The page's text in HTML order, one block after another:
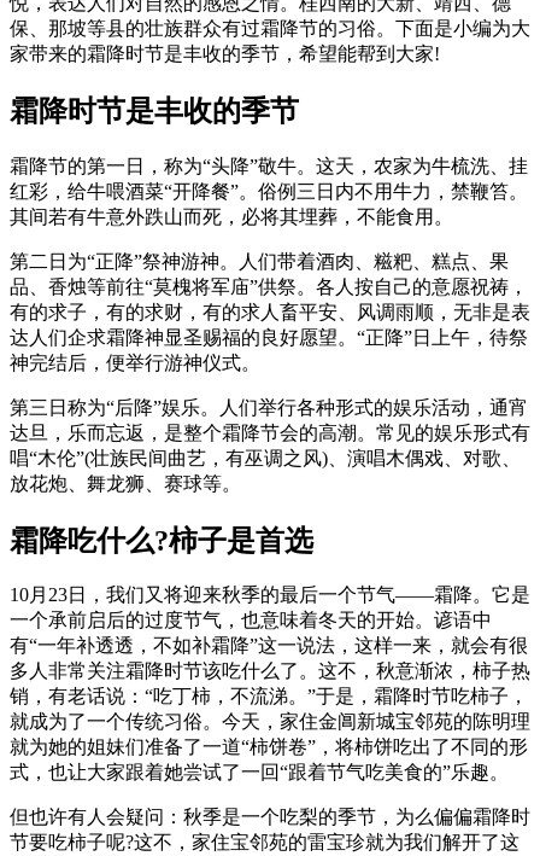
保、那坡等县的壮族群众有过霜降节的习俗。下面是小编为大
家带来的霜降时节是丰收的季节，希望能帮到大家!
霜降时节是丰收的季节
霜降节的第一日，称为“头降”敬牛。这天，农家为牛梳洗、挂
红彩，给牛喂酒菜“开降餐”。俗例三日内不用牛力，禁鞭笞。
其间若有牛意外跌山而死，必将其埋葬，不能食用。
第二日为“正降”祭神游神。人们带着酒肉、糍粑、糕点、果
品、香烛等前往“莫槐将军庙”供祭。各人按自己的意愿祝祷，
有的求子，有的求财，有的求人畜平安、风调雨顺，无非是表
达人们企求霜降神显圣赐福的良好愿望。“正降”日上午，待祭
神完结后，便举行游神仪式。
第三日称为“后降”娱乐。人们举行各种形式的娱乐活动，通宵
达旦，乐而忘返，是整个霜降节会的高潮。常见的娱乐形式有
唱“木伦”(壮族民间曲艺，有巫调之风)、演唱木偶戏、对歌、
放花炮、舞龙狮、赛球等。
霜降吃什么?柿子是首选
10月23日，我们又将迎来秋季的最后一个节气——霜降。它是
一个承前启后的过度节气，也意味着冬天的开始。谚语中
有“一年补透透，不如补霜降”这一说法，这样一来，就会有很
多人非常关注霜降时节该吃什么了。这不，秋意渐浓，柿子热
销，有老话说：“吃丁柿，不流涕。”于是，霜降时节吃柿子，
就成为了一个传统习俗。今天，家住金阊新城宝邻苑的陈明理
就为她的姐妹们准备了一道“柿饼卷”，将柿饼吃出了不同的形
式，也让大家跟着她尝试了一回“跟着节气吃美食的”乐趣。
但也许有人会疑问：秋季是一个吃梨的季节，为么偏偏霜降时
节要吃柿子呢?这不，家住宝邻苑的雷宝珍就为我们解开了这